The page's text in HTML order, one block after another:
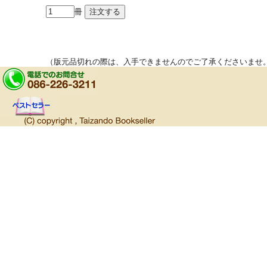
冊
（版元品切れの際は、入手できませんのでご了承くださいませ